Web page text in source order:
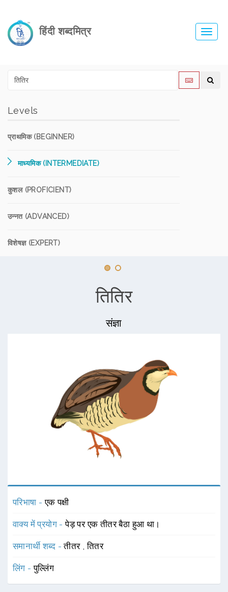
हिंदी शब्दमित्र
Levels
प्राथमिक (BEGINNER)
माध्यमिक (INTERMEDIATE)
कुशल (PROFICIENT)
उन्नत (ADVANCED)
विशेषज्ञ (EXPERT)
तितिर
संज्ञा
परिभाषा -एक पक्षी
वाक्य में प्रयोग -पेड़ पर एक तीतर बैठा हुआ था।
समानार्थी शब्द -तीतर ,तितर
लिंग -पुल्लिंग